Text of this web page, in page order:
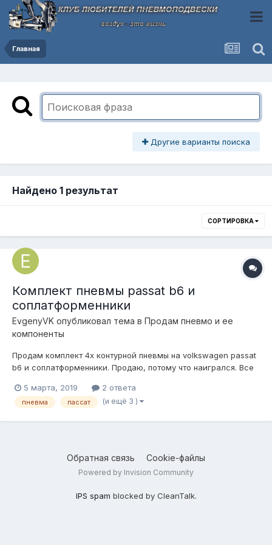
Главная
Другие варианты поиска
Найдено 1 результат
СОРТИРОВКА
Комплект пневмы passat b6 и
соплатформенники
EvgenyVK опубликовал тема в Продам пневмо и ее
компоненты
Продам комплект 4х контурной пневмы на volkswagen passat
b6 и соплатформенники. Продаю, потому что наигрался. Все
пощупать, понюхать. Все вопросы лучше по телефону
891579040 один шесть, или на вайбер/вастапп Ценник...
5 марта, 2019 2 ответа
пневма пассат (и ещё 3 )
Обратная связь Cookie-файлы
Powered by Invision Community
IPS spam blocked by CleanTalk.